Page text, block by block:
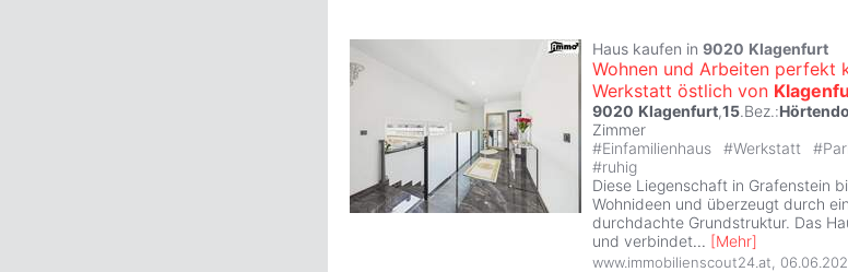
Haus kaufen in 9020 Klagenfurt
Wohnen und Arbeiten perfekt
Werkstatt östlich von
9020 Klagenfurt,15.Bez.:
Zimmer
#Einfamilienhaus #Werkstatt #
#ruhig
Diese Liegenschaft in Grafenstein
Wohnideen und überzeugt durch
durchdachte Grundstruktur. Das
und verbindet... [Mehr]
www.immobilienscout24.at